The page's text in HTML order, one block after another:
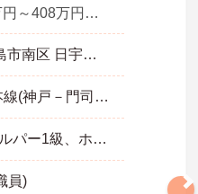
年収 322万円～408万円程度（賞与4.0ヵ月の場合）
広島県 広島市南区 日宇那町30番1号
ＪＲ山陽本線(神戸－門司)「向洋駅」バス・車11分
■ホームヘルパー1級、ホームヘルパー2級、介護職員初任者研修、介護職員実務者研修、介護福祉士いずれかの資格をお持ちの方
員)